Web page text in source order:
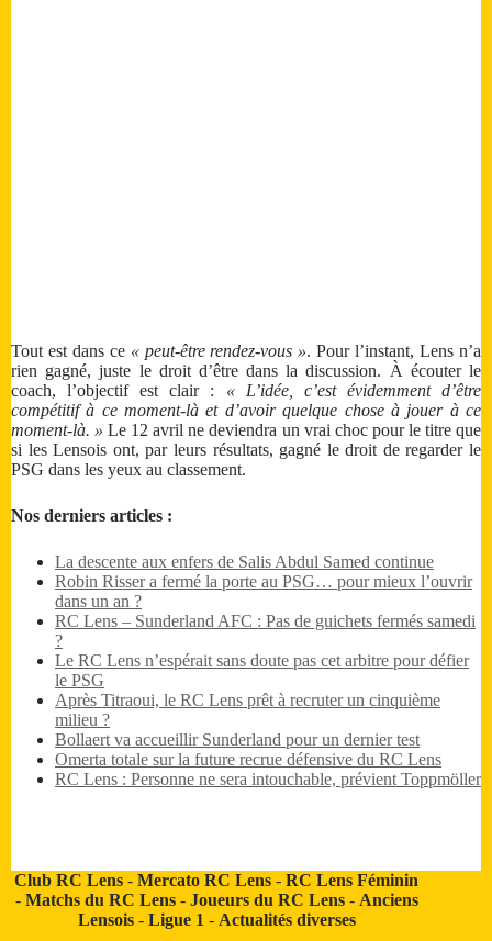
Tout est dans ce « peut-être rendez-vous ». Pour l’instant, Lens n’a
rien gagné, juste le droit d’être dans la discussion. À écouter le
coach, l’objectif est clair : « L’idée, c’est évidemment d’être
compétitif à ce moment-là et d’avoir quelque chose à jouer à ce
moment-là. » Le 12 avril ne deviendra un vrai choc pour le titre que
si les Lensois ont, par leurs résultats, gagné le droit de regarder le
PSG dans les yeux au classement.
Nos derniers articles :
La descente aux enfers de Salis Abdul Samed continue
Robin Risser a fermé la porte au PSG… pour mieux l’ouvrir
dans un an ?
RC Lens – Sunderland AFC : Pas de guichets fermés samedi
?
Le RC Lens n’espérait sans doute pas cet arbitre pour défier
le PSG
Après Titraoui, le RC Lens prêt à recruter un cinquième
milieu ?
Bollaert va accueillir Sunderland pour un dernier test
Omerta totale sur la future recrue défensive du RC Lens
RC Lens : Personne ne sera intouchable, prévient Toppmöller
Club RC Lens -Mercato RC Lens -RC Lens Féminin
- Matchs du RC Lens- Joueurs du RC Lens- Anciens
Lensois- Ligue 1 - Actualités diverses